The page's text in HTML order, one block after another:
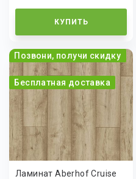
КУПИТЬ
Позвони, получи скидку
Бесплатная доставка
Ламинат Aberhof Cruise